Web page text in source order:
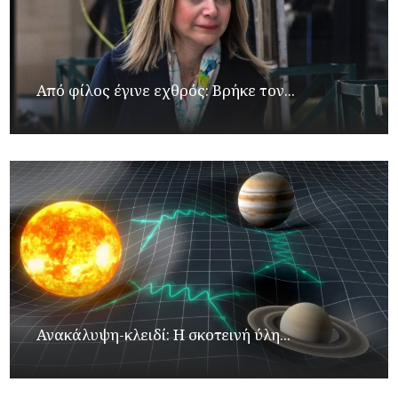
Από φίλος έγινε εχθρός: Βρήκε τον...
Ανακάλυψη-κλειδί: Η σκοτεινή ύλη...